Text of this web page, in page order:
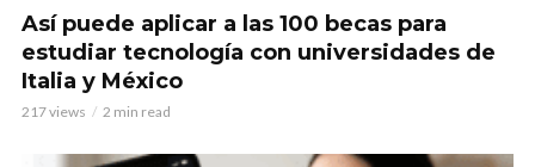
Así puede aplicar a las 100 becas para
estudiar tecnología con universidades de
Italia y México
217 views 2 min read